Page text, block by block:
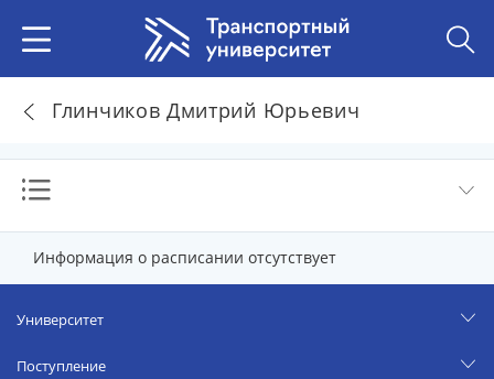
Глинчиков Дмитрий Юрьевич
Информация о расписании отсутствует
Университет
Поступление